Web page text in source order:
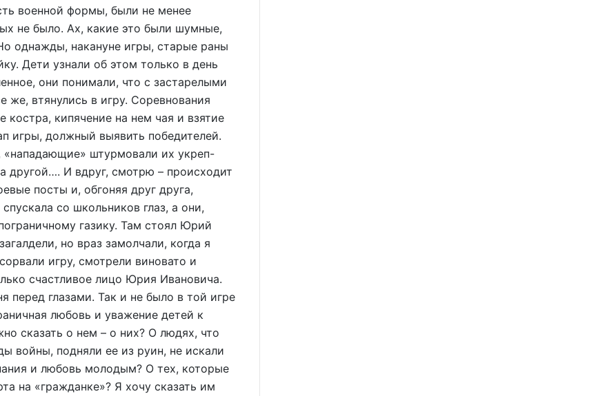
военной формы, были не менее
не было. Ах, какие это были шумные,
однажды, накануне игры, старые раны
Дети узнали об этом только в день
они понимали, что с застарелыми
же, втянулись в игру. Соревнования
кипячение на нем чая и взятие
игры, должный выявить победителей.
штурмовали их укреп-
другой…. И вдруг, смотрю – происходит
посты и, обгоняя друг друга,
со школьников глаз, а они,
газику. Там стоял Юрий
но враз замолчали, когда я
игру, смотрели виновато и
счастливое лицо Юрия Ивановича.
перед глазами. Так и не было в той игре
любовь и уважение детей к
сказать о нем – о них? О людях, что
войны, подняли ее из руин, не искали
и любовь молодым? О тех, которые
на «гражданке»? Я хочу сказать им